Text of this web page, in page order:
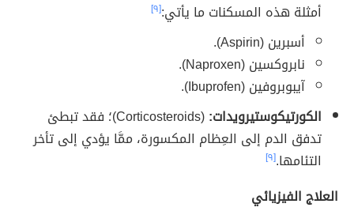
أمثلة هذه المسكنات ما يأتي:[٩]
أسبرين (Aspirin).
نابروكسين (Naproxen).
آيبوبروفين (Ibuprofen).
الكورتيكوستيرويدات:
(Corticosteroids)؛ فقد تبطئ
تدفق الدم إلى العِظام المكسورة، ممَّا يؤدي إلى تأخر
التئامها.[٩]
العلاج الفيزيائي